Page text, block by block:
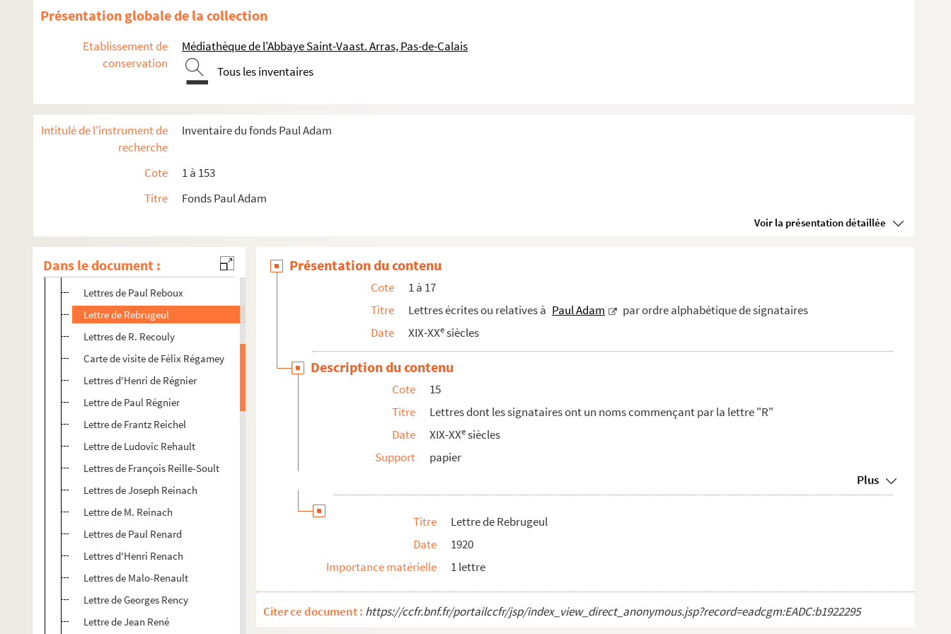
Présentation globale de la collection
Etablissement de
conservation
Médiathèque de l'Abbaye Saint-Vaast. Arras, Pas-de-Calais
Tous les inventaires
Intitulé de l'instrument de
recherche
Inventaire du fonds Paul Adam
Cote
1 à 153
Titre
Fonds Paul Adam
Voir la présentation détaillée
Dans le document :
11. Lettres dont les signataires ont un nom commençant par "Ma"
12. Lettres de Camille Mauclair
13. Lettres dont les signataires ont un nom commençant par "Me-Mu"
15. Lettres dont les signataires ont un noms commençant par la lettre "R"
Lettre de Raffalovich
Lettres de Randau
Lettre de Mme Rapin, institutrice
Lettres de Jacques Reboul
Lettres de Paul Reboux
Lettre de Rebrugeul
Lettres de R. Recouly
Carte de visite de Félix Régamey
Lettres d'Henri de Régnier
Lettre de Paul Régnier
Lettre de Frantz Reichel
Lettre de Ludovic Rehault
Lettres de François Reille-Soult
Lettres de Joseph Reinach
Lettre de M. Reinach
Lettres de Paul Renard
Lettres d'Henri Renach
Lettres de Malo-Renault
Lettre de Georges Rency
Lettre de Jean René
Présentation du contenu
Cote
1 à 17
Titre
Lettres écrites ou relatives à Paul Adam
par ordre alphabétique de signataires
Date
XIX-XXesiècles
Description du contenu
Cote
15
Titre
Lettres dont les signataires ont un noms commençant par la lettre "R"
Date
XIX-XXesiècles
Support
papier
Plus
Titre
Lettre de Rebrugeul
Date
1920
Importance matérielle
1 lettre
Citer ce document : https://ccfr.bnf.fr/portailccfr/jsp/index_view_direct_anonymous.jsp?record=eadcgm:EADC:b1922295